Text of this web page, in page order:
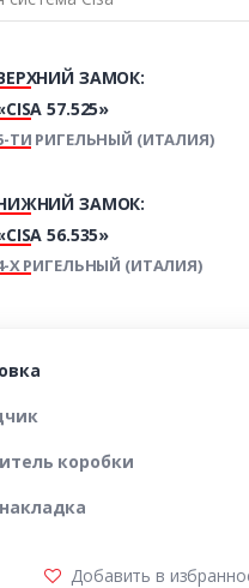
ЗАМОК:
57.525»
ТИ РИГЕЛЬНЫЙ (ИТАЛИЯ)
ЗАМОК:
56.535»
Х РИГЕЛЬНЫЙ (ИТАЛИЯ)
коробки
Добавить в